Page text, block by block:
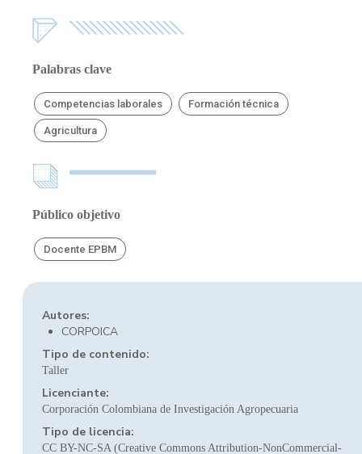
Palabras clave
Competencias laborales Formación técnica
Agricultura
Público objetivo
Docente EPBM
Autores:
CORPOICA
Tipo de contenido:
Taller
Licenciante:
Corporación Colombiana de Investigación Agropecuaria
Tipo de licencia:
CC BY-NC-SA (Creative Commons Attribution-NonCommercial-